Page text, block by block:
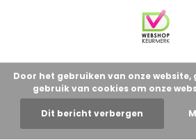
Door het gebruiken van onze
gebruik van cookies om onze
Dit bericht verbergen